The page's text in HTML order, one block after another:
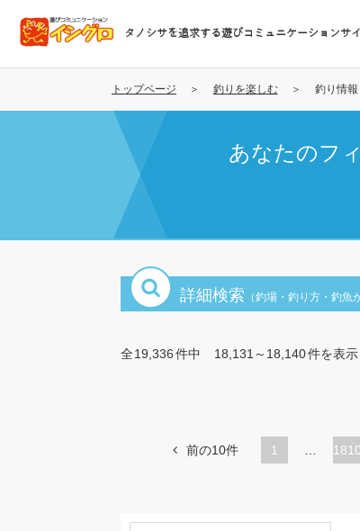
コ
テ
タノシサを追求する遊びコミュニケーションサ
トップページ 釣りを楽しむ 釣り情報
あなたのフ
詳細検索 （釣場・釣り方・釣魚
全19,336件中 18,131～18,140件を表示
前の10件 1
ペ
1810